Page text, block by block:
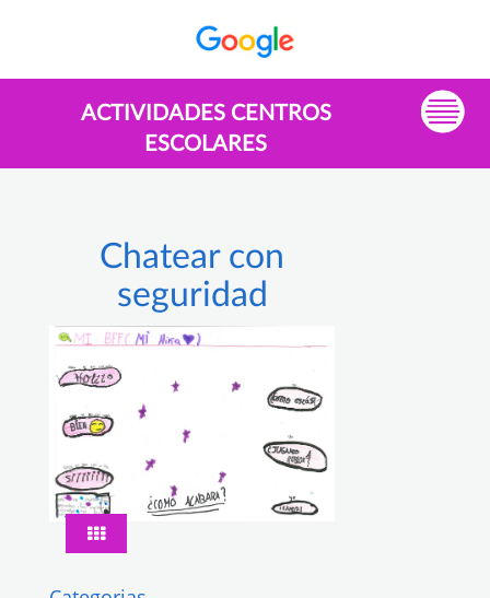
ACTIVIDADES CENTROS
ESCOLARES
Chatear con
seguridad